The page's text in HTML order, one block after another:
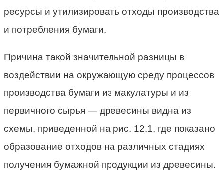
ресурсы и утилизировать отходы производства
и потребления бумаги.
Причина такой значительной разницы в
воздействии на окружающую среду процессов
производства бумаги из макулатуры и из
первичного сырья — древесины видна из
схемы, приведенной на рис. 12.1, где показано
образование отходов на различных стадиях
получения бумажной продукции из древесины.